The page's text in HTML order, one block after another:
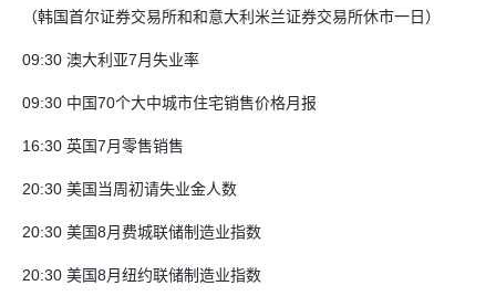
（韩国首尔证券交易所和和意大利米兰证券交易所休市一日）
09:30 澳大利亚7月失业率
09:30 中国70个大中城市住宅销售价格月报
16:30 英国7月零售销售
20:30 美国当周初请失业金人数
20:30 美国8月费城联储制造业指数
20:30 美国8月纽约联储制造业指数